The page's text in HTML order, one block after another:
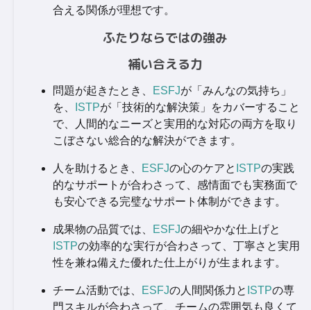
合える関係が理想です。
ふたりならではの強み
補い合える力
問題が起きたとき、 ESFJが「みんなの気持ち」
を、
ISTPが「技術的な解決策」をカバーすること
で、人間的なニーズと実用的な対応の両方を取り
こぼさない総合的な解決ができます。
人を助けるとき、 ESFJの心のケアと ISTPの実践
的なサポートが合わさって、感情面でも実務面で
も安心できる完璧なサポート体制ができます。
成果物の品質では、 ESFJの細やかな仕上げと
ISTPの効率的な実行が合わさって、丁寧さと実用
性を兼ね備えた優れた仕上がりが生まれます。
チーム活動では、 ESFJの人間関係力と ISTPの専
門スキルが合わさって、チームの雰囲気も良くて